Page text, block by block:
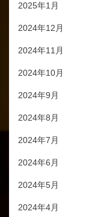
2025年1月
2024年12月
2024年11月
2024年10月
2024年9月
2024年8月
2024年7月
2024年6月
2024年5月
2024年4月